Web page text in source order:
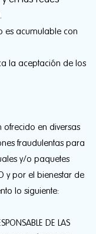
es acumulable con
la aceptación de los
ofrecido en diversas
fraudulentas para
y/o paquetes
y por el bienestar de
lo siguiente:
DE LAS